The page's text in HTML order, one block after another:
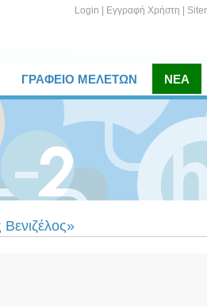
Login Εγγραφή Χρήστη
ΓΡΑΦΕΙΟ ΜΕΛΕΤΩΝ ΝΕΑ